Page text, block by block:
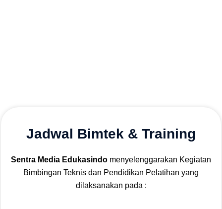
Jadwal Bimtek & Training
Sentra Media Edukasindo menyelenggarakan Kegiatan
Bimbingan Teknis dan Pendidikan Pelatihan yang
dilaksanakan pada :